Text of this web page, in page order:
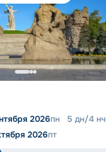
2026пн 5 дн/4 нч
2026пт